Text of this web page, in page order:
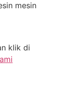
mesin
klik di